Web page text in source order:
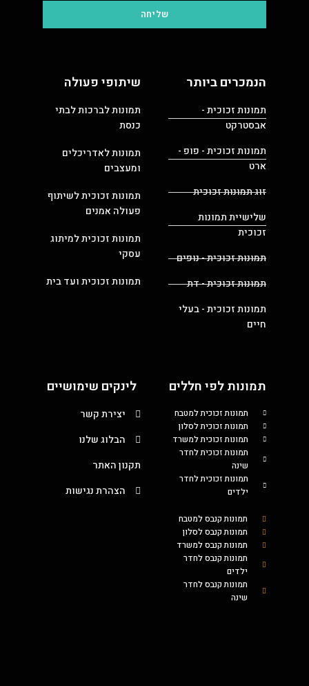
שליחה
הנמכרים ביותר
תמונות זכוכית -
אבסטרקט
תמונות זכוכית - פופ -
ארט
זוג תמונות זכוכית
שלישיית תמונות
זכוכית
תמונות זכוכית - נופים
תמונות זכוכית - דת
תמונות זכוכית - בעלי
חיים
שיתופי פעולה
תמונות לברכות לבתי
כנסת
תמונות לאדריכלים
ומעצבים
תמונות זכוכית לשיתוף
פעולה אמנים
תמונות זכוכית למיתוג
עסקי
תמונות זכוכית ועד בית
תמונות לפי חללים
תמונות זכוכית למטבח
תמונות זכוכית לסלון
תמונות זכוכית למשרד
תמונות זכוכית לחדר
שינה
תמונות זכוכית לחדר
ילדים
תמונות קנבס למטבח
תמונות קנבס לסלון
תמונות קנבס למשרד
תמונות קנבס לחדר
ילדים
תמונות קנבס לחדר
שינה
לינקים שימושיים
יצירת קשר
הבלוג שלנו
תקנון האתר
הצהרת נגישות